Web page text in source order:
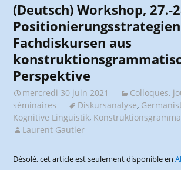
(Deutsch) Workshop, 27.-
Fachdiskursen aus
Perspektive
mercredi 30 juin 2021
Colloques,
séminaires
Diskursanalyse,
Kognitive Linguistik,
Laurent Gautier
Désolé, cet article est seulement disponible en